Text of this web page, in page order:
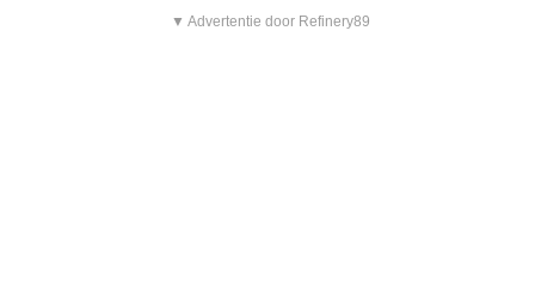
▼ Advertentie door Refinery89